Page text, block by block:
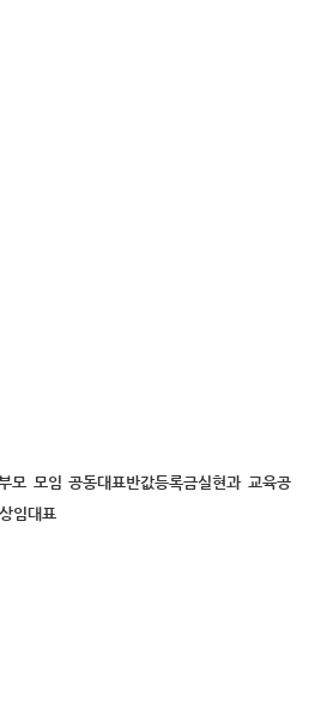
모 모임 공동대표반값등록금실현과 교육공
임대표